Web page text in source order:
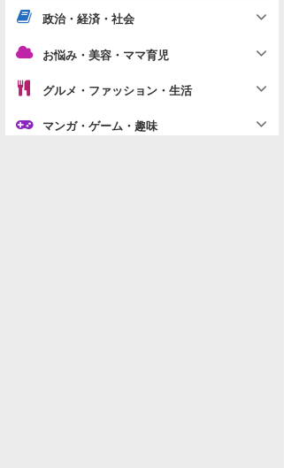
政治・経済・社会
お悩み・美容・ママ育児
グルメ・ファッション・生活
マンガ・ゲーム・趣味